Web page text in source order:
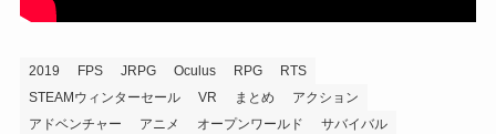
2019 FPS JRPG Oculus RPG
RTS
STEAMウィンターセール
VR まとめ
アクション
アドベンチャー
アニメ オープンワールド
サバイバル